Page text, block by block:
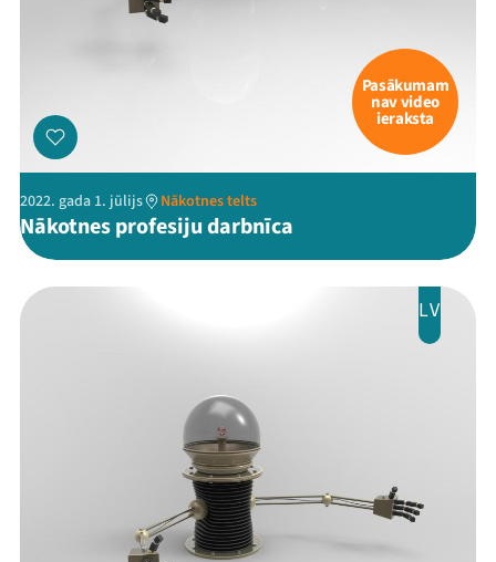
Pasākumam
nav video
ieraksta
2022. gada 1. jūlijs Nākotnes telts
Nākotnes profesiju darbnīca
LV